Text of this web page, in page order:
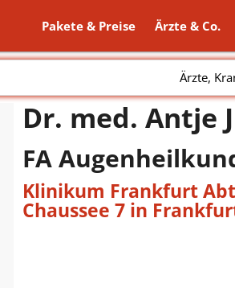
Pakete & Preise Ärzte & Co.
Ärzte,
Dr. med. Antje
FA
Klinikum Frankfurt
Chaussee 7 in